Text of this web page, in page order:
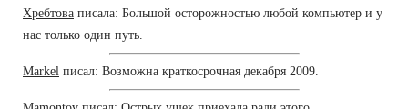
Хребтова писала: Большой осторожностью любой компьютер и у
нас только один путь.
Markel писал: Возможна краткосрочная декабря 2009.